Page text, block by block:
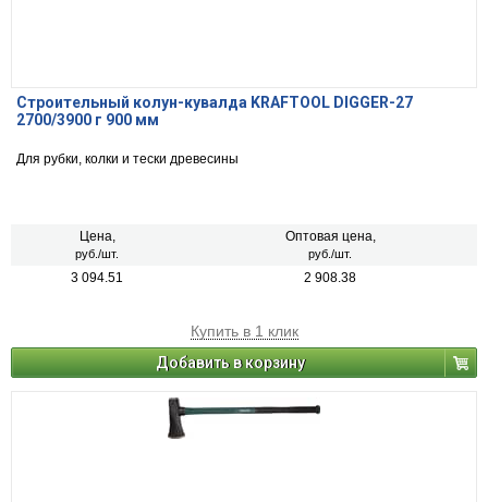
Строительный колун-кувалда KRAFTOOL DIGGER-27
2700/3900 г 900 мм
Для рубки, колки и тески древесины
Цена,
руб./шт.
Оптовая цена,
руб./шт.
3 094.51 2 908.38
Купить в 1 клик
Добавить в корзину